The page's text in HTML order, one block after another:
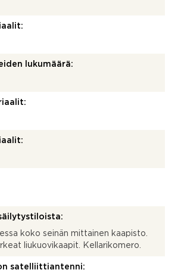
lukumäärä:
koko seinän mittainen kaapisto.
liukuovikaapit. Kellarikomero.
satelliittiantenni: